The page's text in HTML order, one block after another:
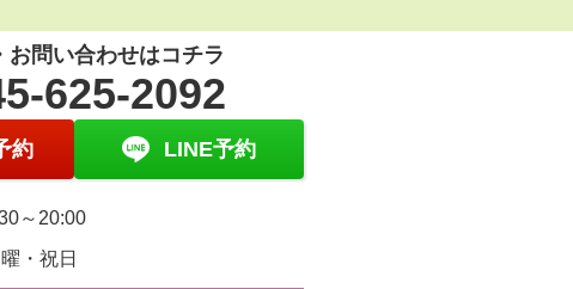
お問い合わせはコチラ
625-2092
約 LINE予約
～20:00
・祝日